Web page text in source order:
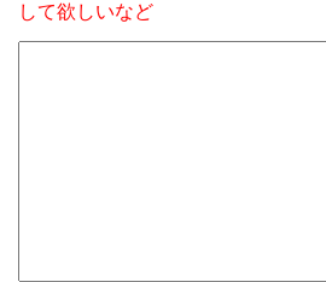
して欲しいなど